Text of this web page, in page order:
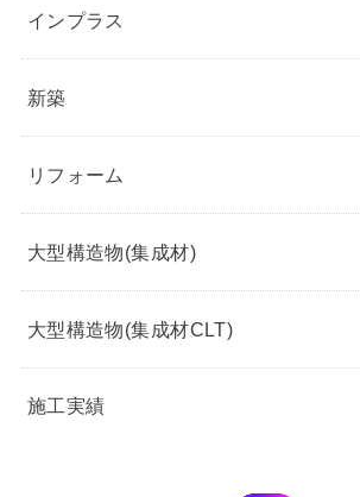
インプラス
新築
リフォーム
大型構造物(集成材)
大型構造物(集成材CLT)
施工実績